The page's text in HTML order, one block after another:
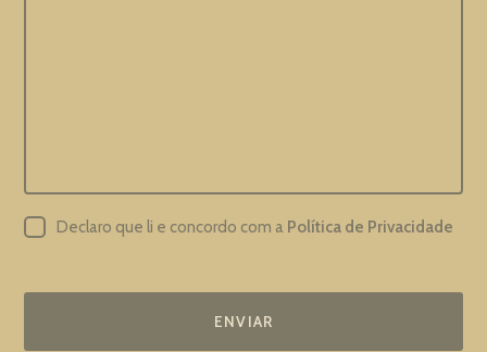
Declaro que li e concordo com a Política de Privacidade
ENVIAR